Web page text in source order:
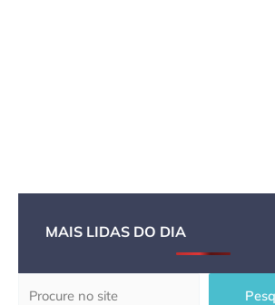
MAIS LIDAS DO DIA